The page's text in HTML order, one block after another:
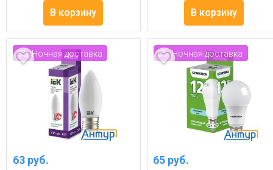
В корзину В корзину
Ночная доставка
63 руб.
Ночная доставка
65 руб.